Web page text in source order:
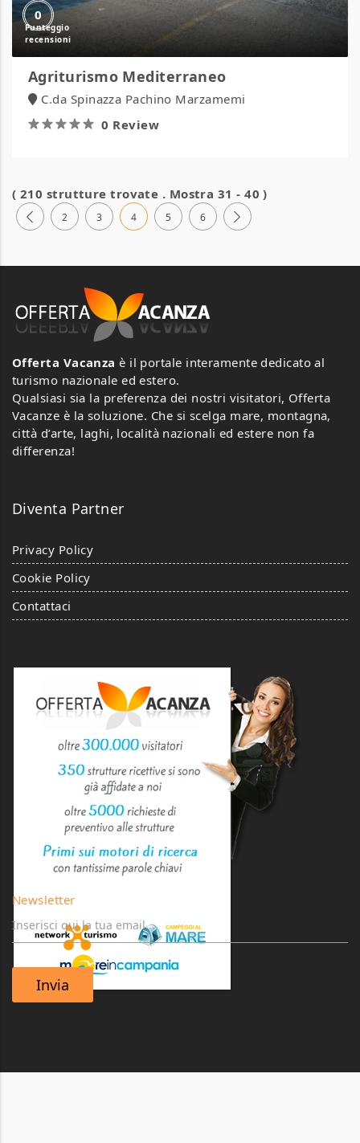
0
Agriturismo Mediterraneo
C.da Spinazza Pachino Marzamemi
0 Review
( 210 strutture trovate . Mostra 31 - 40 )
2 3 4 5 6
Offerta Vacanza è il portale interamente dedicato al
turismo nazionale ed estero.
Qualsiasi sia la preferenza dei nostri visitatori, Offerta
Vacanze è la soluzione. Che si scelga mare, montagna,
città d’arte, laghi, località nazionali ed estere non fa
differenza!
Diventa Partner
Privacy Policy
Cookie Policy
Contattaci
Newsletter